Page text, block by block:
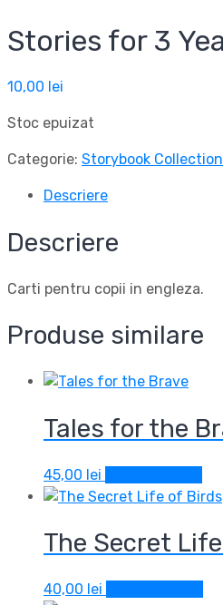
Stories for 3
10,00 lei
Stoc epuizat
Categorie: Storybook Collection
Descriere
Descriere
Carti pentru copii in engleza.
Produse similare
Tales for the
45,00 lei
The Secret
40,00 lei